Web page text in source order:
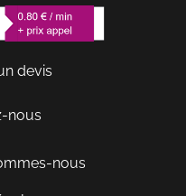
devis
nous
nous